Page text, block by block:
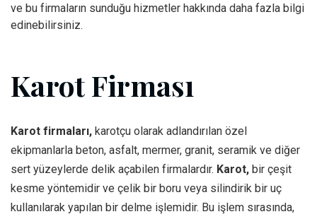
ve bu firmaların sunduğu hizmetler hakkında daha fazla bilgi
edinebilirsiniz.
Karot Firması
Karot firmaları, karotçu olarak adlandırılan özel
ekipmanlarla beton, asfalt, mermer, granit, seramik ve diğer
sert yüzeylerde delik açabilen firmalardır. Karot, bir çeşit
kesme yöntemidir ve çelik bir boru veya silindirik bir uç
kullanılarak yapılan bir delme işlemidir. Bu işlem sırasında,